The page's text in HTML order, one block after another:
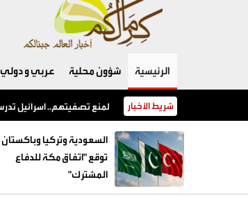
الرئيسية شؤون محلية عربي و دولي
شريط الأخبار السعودية وتركيا وباكستان توقع "اتفاق مكة للدفاع المشترك"
السعودية وتركيا وباكستان
توقع "اتفاق مكة للدفاع
المشترك"